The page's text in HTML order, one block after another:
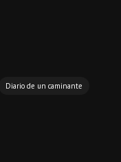
Diario de un caminante